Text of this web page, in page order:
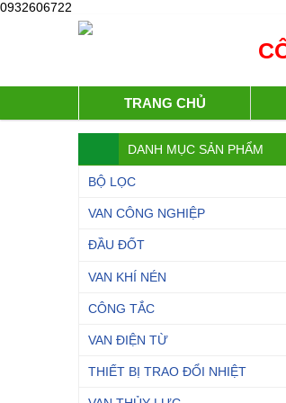
0932606722
TRANG CHỦ
DANH MỤC SẢN PHẨM
BỘ LỌC
VAN CÔNG NGHIỆP
ĐẦU ĐỐT
VAN KHÍ NÉN
CÔNG TẮC
VAN ĐIỆN TỪ
THIẾT BỊ TRAO ĐỔI NHIỆT